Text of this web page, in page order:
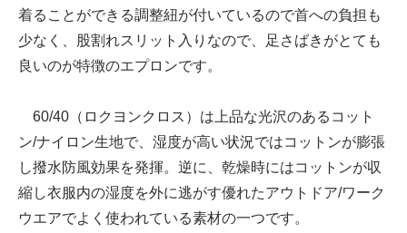
着ることができる調整紐が付いているので首への負担も
少なく、股割れスリット入りなので、足さばきがとても
良いのが特徴のエプロンです。
60/40（ロクヨンクロス）は上品な光沢のあるコット
ン/ナイロン生地で、湿度が高い状況ではコットンが膨張
し撥水防風効果を発揮。逆に、乾燥時にはコットンが収
縮し衣服内の湿度を外に逃がす優れたアウトドア/ワーク
ウエアでよく使われている素材の一つです。